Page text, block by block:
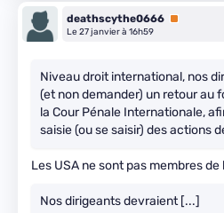
deathscythe0666 Premium
Le 27 janvier à 16h59
Niveau droit international, nos
(et non demander) un retour au
la Cour Pénale Internationale,
saisie (ou se saisir) des actions
Les USA ne sont pas membres de
Nos dirigeants devraient [...]